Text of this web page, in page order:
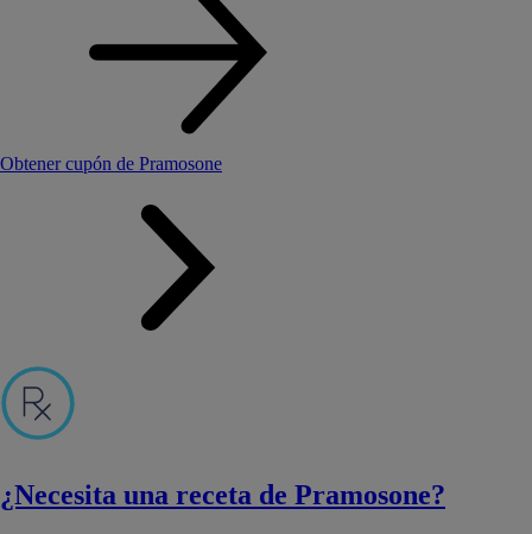
Obtener cupón de Pramosone
¿Necesita una receta de Pramosone?